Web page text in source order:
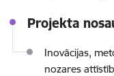
Projekta
Inovācijas,
nozares